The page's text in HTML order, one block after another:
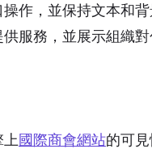
作，並保持文本和
服務，並展示組織對
國際商會網站的可